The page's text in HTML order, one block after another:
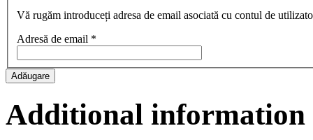
Vă rugăm introduceți adresa de email asociată cu contul de
Adresă de email *
Adăugare
Additional information